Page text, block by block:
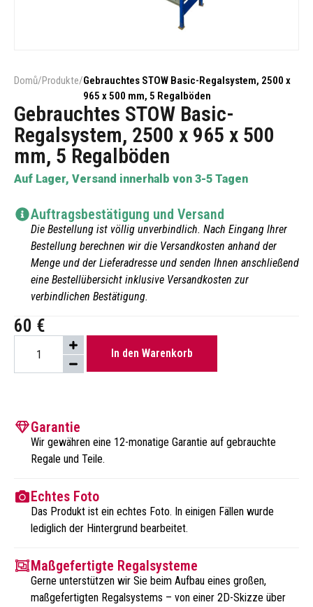
Domů/Produkte/Gebrauchtes STOW Basic-Regalsystem, 2500 x
965 x 500 mm, 5 Regalböden
Gebrauchtes STOW Basic-
Regalsystem, 2500 x 965 x 500
mm, 5 Regalböden
Auf Lager, Versand innerhalb von 3-5 Tagen
Auftragsbestätigung und Versand
Die Bestellung ist völlig unverbindlich. Nach Eingang Ihrer
Bestellung berechnen wir die Versandkosten anhand der
Menge und der Lieferadresse und senden Ihnen anschließend
eine Bestellübersicht inklusive Versandkosten zur
verbindlichen Bestätigung.
60 €
In den Warenkorb
Garantie
Wir gewähren eine 12-monatige Garantie auf gebrauchte
Regale und Teile.
Echtes Foto
Das Produkt ist ein echtes Foto. In einigen Fällen wurde
lediglich der Hintergrund bearbeitet.
Maßgefertigte Regalsysteme
Gerne unterstützen wir Sie beim Aufbau eines großen,
maßgefertigten Regalsystems – von einer 2D-Skizze über